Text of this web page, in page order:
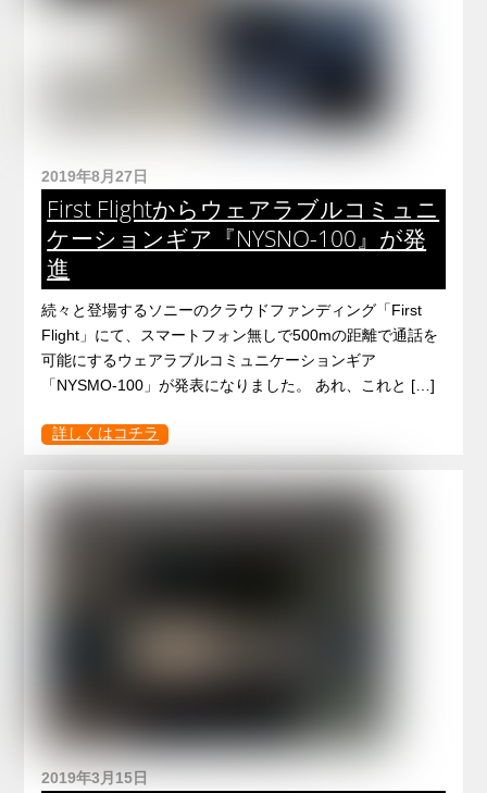
2019年8月27日
First Flightからウェアラブルコミュニ
ケーションギア『NYSNO-100』が発
進
続々と登場するソニーのクラウドファンディング「First
Flight」にて、スマートフォン無しで500mの距離で通話を
可能にするウェアラブルコミュニケーションギア
「NYSMO-100」が発表になりました。 あれ、これと […]
詳しくはコチラ
2019年3月15日